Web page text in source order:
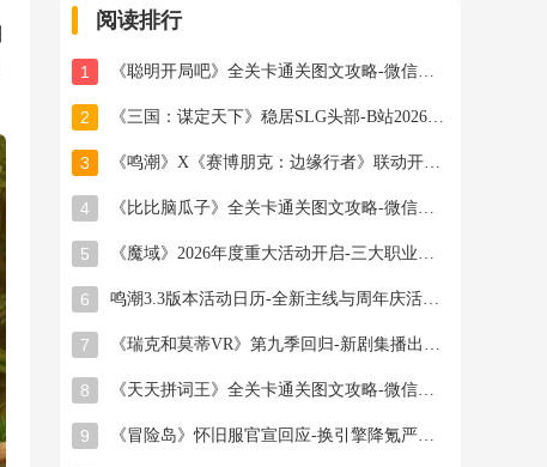
阅读排行
1 《聪明开局吧》全关卡通关图文攻略-微信小游戏最新最全关卡通关图文攻略
2 《三国：谋定天下》稳居SLG头部-B站2026年游戏新作计划曝光
3 《鸣潮》X《赛博朋克：边缘行者》联动开启-全新角色与副本揭秘
4 《比比脑瓜子》全关卡通关图文攻略-微信小游戏最新最全关卡通关图文攻略
5 《魔域》2026年度重大活动开启-三大职业新专精技能曝光
6 鸣潮3.3版本活动日历-全新主线与周年庆活动详解
7 《瑞克和莫蒂VR》第九季回归-新剧集播出时间及内容预览
8 《天天拼词王》全关卡通关图文攻略-微信小游戏最新最全关卡通关图文攻略
9 《冒险岛》怀旧服官宣回应-换引擎降氪严打工作室